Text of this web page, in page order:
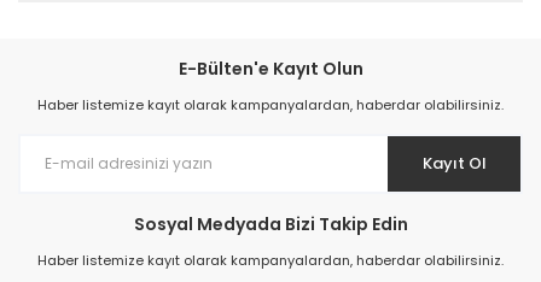
E-Bülten'e Kayıt Olun
Haber listemize kayıt olarak kampanyalardan, haberdar olabilirsiniz.
Kayıt Ol
Sosyal Medyada Bizi Takip Edin
Haber listemize kayıt olarak kampanyalardan, haberdar olabilirsiniz.